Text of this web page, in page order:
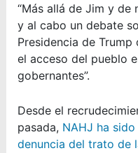
“Más allá de Jim y de
y al cabo un debate
Presidencia de
el acceso del pueblo
gobernantes”.
Desde el
pasada, NAHJ ha
denuncia del trato de